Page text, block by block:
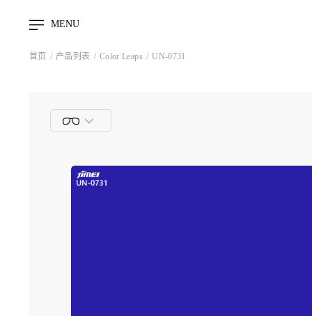
MENU
首页 产品列表 Color Leaps UN-0731